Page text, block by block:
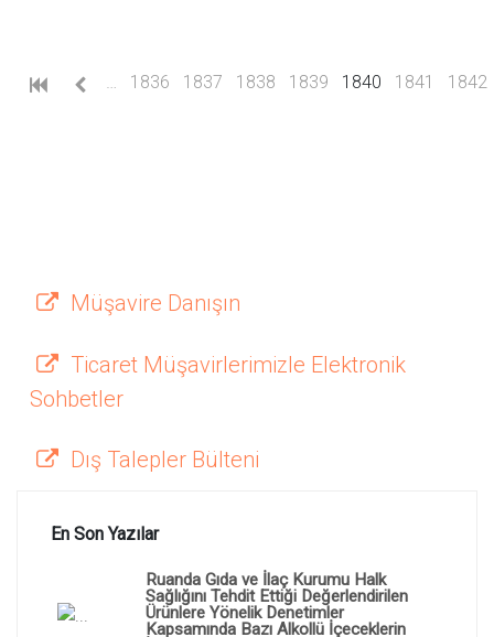
1836 1837 1838 1839 1840 (current)
1841 1842
Müşavire Danışın
Ticaret Müşavirlerimizle Elektronik
Sohbetler
Dış Talepler Bülteni
En Son Yazılar
Ruanda Gıda ve İlaç Kurumu Halk
Sağlığını Tehdit Ettiği Değerlendirilen
Ürünlere Yönelik Denetimler
Kapsamında Bazı Alkollü İçeceklerin